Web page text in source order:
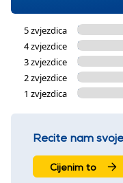
5 zvjezdica
4 zvjezdice
3 zvjezdice
2 zvjezdice
1 zvjezdica
Recite nam
Cijenim to